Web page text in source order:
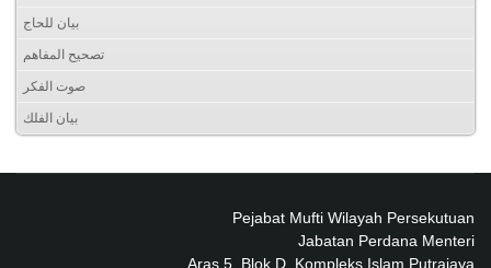
بيان للحاج
تصحيح المفاهم
صوت الفكر
بيان الفلك
Pejabat Mufti Wilayah Persekutuan
Jabatan Perdana Menteri
Aras 5, Blok D, Kompleks Islam Putrajaya